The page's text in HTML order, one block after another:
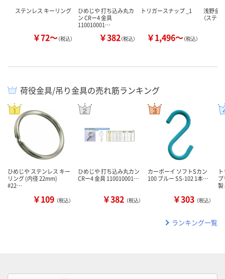
ステンレス キーリング
￥72～（税込）
ひめじや 打ち込み丸カ
ン CRー4 金具
110010001…
￥382（税込）
トリガースナップ _1
￥1,496～（税込）
浅野金
（ステン
荷役金具/吊り金具の売れ筋ランキング
ひめじや ステンレス キー
リング (内径 22mm)
#22…
￥109 （税込）
ひめじや 打ち込み丸カン
CRー4 金具 110010001…
￥382 （税込）
カーボーイ ソフトSカン
100 ブルー SS-102 1本…
￥303 （税込）
ランキング一覧